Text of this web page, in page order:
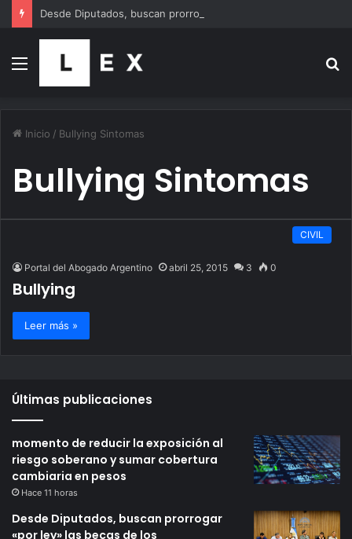
Menú
Inicio / Bullying Sintomas
Bullying Sintomas
CIVIL
Portal del Abogado Argentino abril 25, 2015 3 0
Bullying
Leer más »
Últimas publicaciones
momento de reducir la exposición al
riesgo soberano y sumar cobertura
cambiaria en pesos
Hace 11 horas
Desde Diputados, buscan prorrogar
«por ley» las becas de los